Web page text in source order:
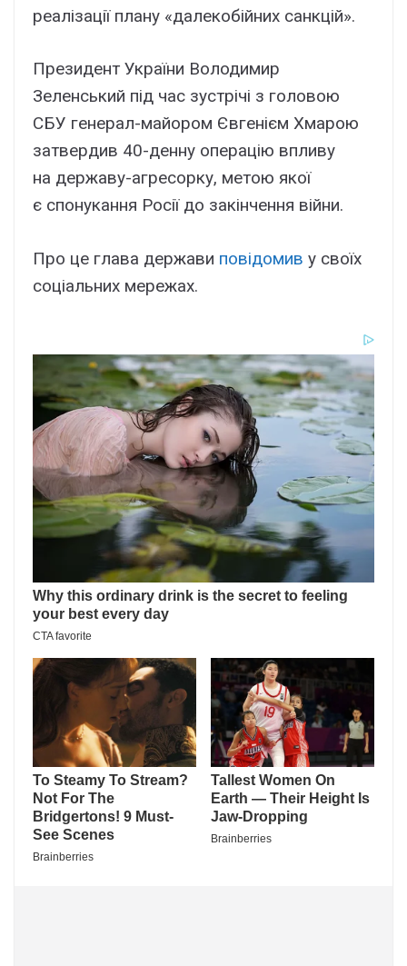
реалізації плану «далекобійних санкцій».
Президент України Володимир
Зеленський під час зустрічі з головою
СБУ генерал-майором Євгенієм Хмарою
затвердив 40-денну операцію впливу
на державу-агресорку, метою якої
є спонукання Росії до закінчення війни.
Про це глава держави повідомив у своїх
соціальних мережах.